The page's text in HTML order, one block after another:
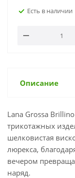
Есть в наличии
Описание
Lana Grossa
трикотажных
шелковистая
люрекса,
вечером
наряд.